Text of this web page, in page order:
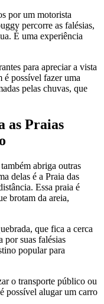
por um motorista
percorre as falésias,
É uma experiência
para apreciar a vista
é possível fazer uma
pelas chuvas, que
as Praias
abriga outras
delas é a Praia das
Essa praia é
brotam da areia,
que fica a cerca
por suas falésias
popular para
o transporte público ou
possível alugar um carro